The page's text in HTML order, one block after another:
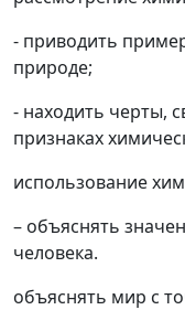
- приводить
природе;
- находить черты,
признаках
использование
– объяснять
человека.
объяснять мир с